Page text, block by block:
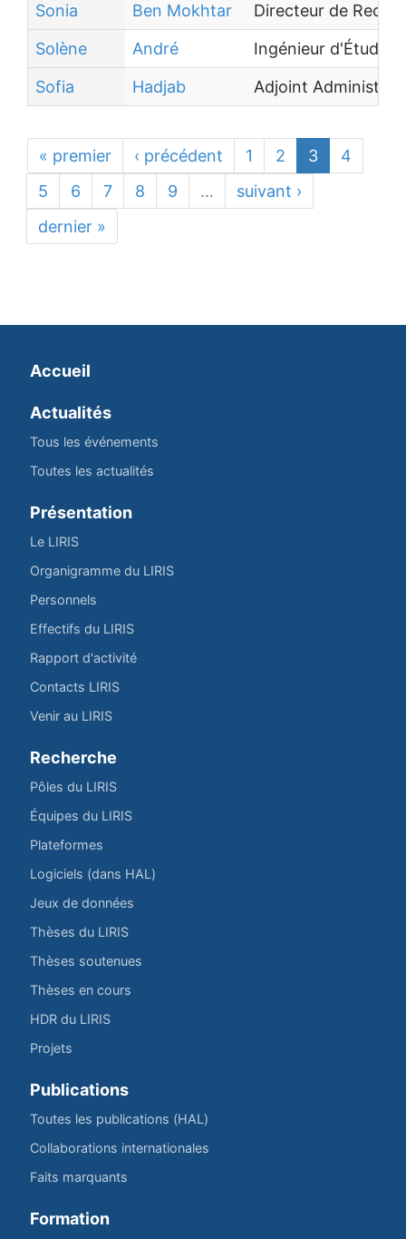
Sonia
Ben Mokhtar
Directeur de
Solène
André
Ingénieur d'Études
Sofia
Hadjab Adjoint
« premier ‹ précédent 1 2 3
4
5
6 7 8 9 …
suivant ›
dernier »
Accueil
Actualités
Tous les événements
Toutes les actualités
Présentation
Le LIRIS
Organigramme du LIRIS
Personnels
Effectifs du LIRIS
Rapport d'activité
Contacts LIRIS
Venir au LIRIS
Recherche
Pôles du LIRIS
Équipes du LIRIS
Plateformes
Logiciels (dans HAL)
Jeux de données
Thèses du LIRIS
Thèses soutenues
Thèses en cours
HDR du LIRIS
Projets
Publications
Toutes les publications (HAL)
Collaborations internationales
Faits marquants
Formation